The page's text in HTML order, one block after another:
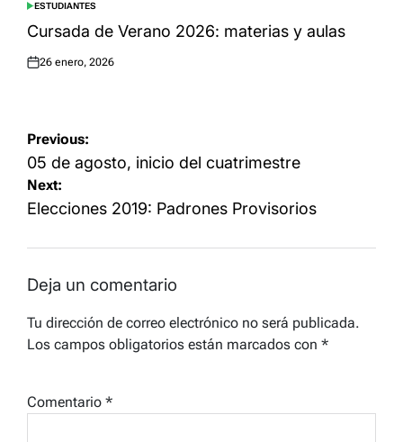
POSTED
IN
ESTUDIANTES
Cursada de Verano 2026: materias y aulas
Posted
26 enero, 2026
Navegación
de
entradas
Previous:
05 de agosto, inicio del cuatrimestre
Next:
Elecciones 2019: Padrones Provisorios
Deja un comentario
Tu dirección de correo electrónico no será publicada.
Los campos obligatorios están marcados con *
Comentario *